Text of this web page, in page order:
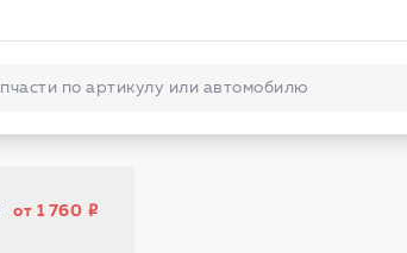
от 1 760